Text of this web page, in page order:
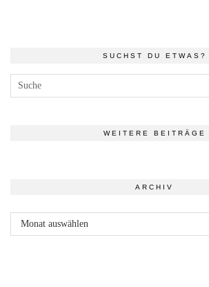
SUCHST DU ETWAS?
WEITERE BEITRÄGE
ARCHIV
Archiv